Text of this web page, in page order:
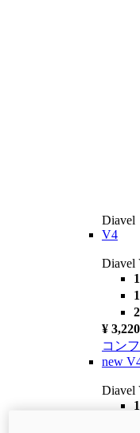
Diavel
V4
Diavel
¥
コン
new
Diavel